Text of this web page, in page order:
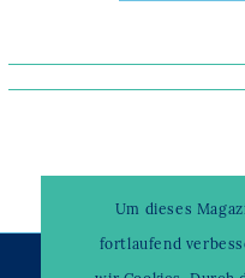
Um dieses
fortlaufend